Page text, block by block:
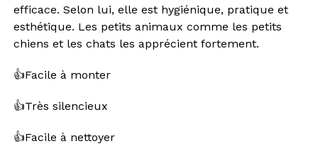
efficace. Selon lui, elle est hygiénique, pratique et
esthétique. Les petits animaux comme les petits
chiens et les chats les apprécient fortement.
👍Facile à monter
👍Très silencieux
👍Facile à nettoyer